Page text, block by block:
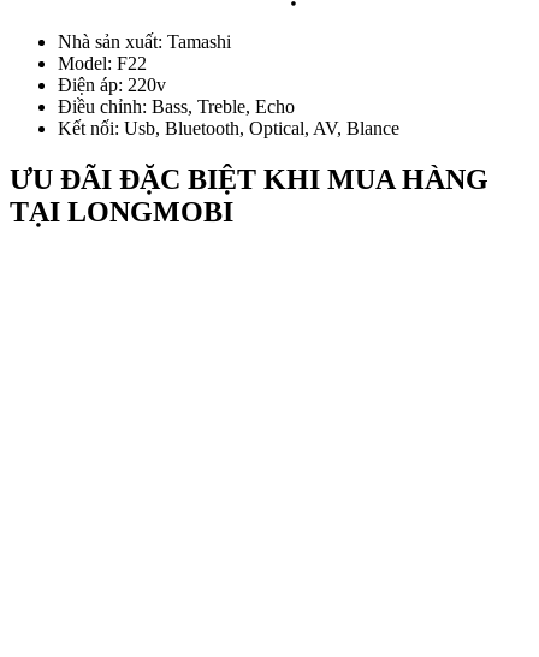
Nhà sản xuất: Tamashi
Model: F22
Điện áp: 220v
Điều chỉnh: Bass, Treble, Echo
Kết nối: Usb, Bluetooth, Optical, AV, Blance
ƯU ĐÃI ĐẶC BIỆT KHI MUA HÀNG
TẠI LONGMOBI